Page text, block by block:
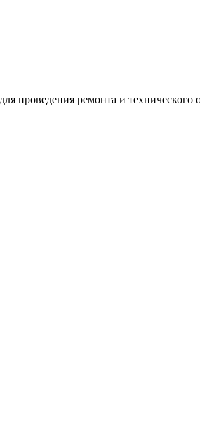
проведения ремонта и технического